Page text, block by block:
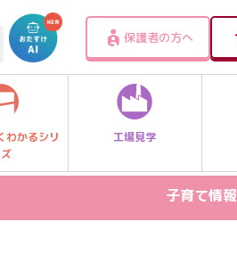
保護者の方へ
わかるシリ
工場見学
子育て情報